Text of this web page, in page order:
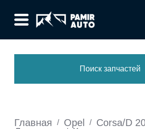
Поиск запчастей
Главная / Opel / Corsa/D